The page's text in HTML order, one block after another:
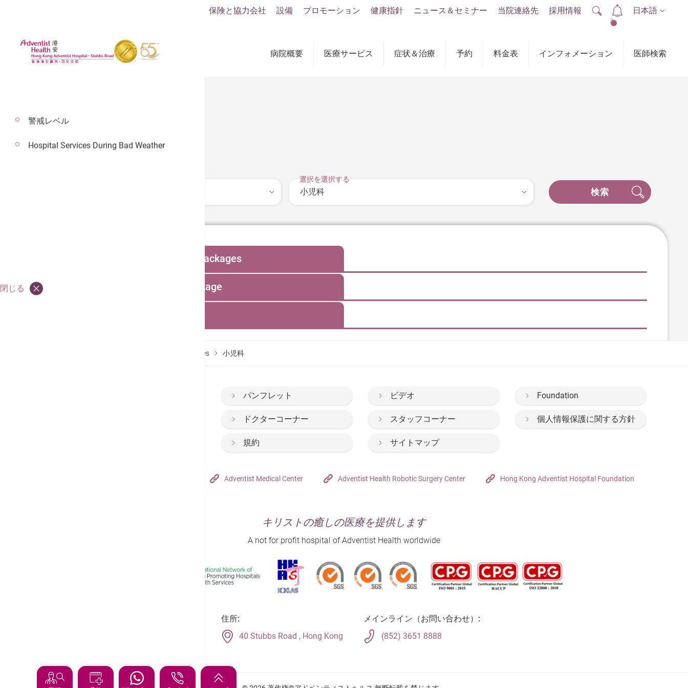
病院概要 医療サービス 症状＆治療 予約 料金表 インフォメーション 医師検索
保険と協力会社 設備 プロモーション 健康指針 ニュース＆セミナー 当院連絡先 採用情報
2
日本語
料金表
選択を選択する
検索
Pediatric Surgery Hospital Care Packages
Pediatric Neonatal Jaundice Package
Services Fees & Packages 小児科
パンフレット ビデオ Foundation
ドクターコーナー スタッフコーナー 個人情報保護に関する方針
規約 サイトマップ
Adventist Medical Center Adventist Health Robotic Surgery Center Hong Kong Adventist Hospital Foundation
キリストの癒しの医療を提供します
A not for profit hospital of Adventist Health worldwide
住所:
40 Stubbs Road , Hong Kong
メインライン（お問い合わせ）:
(852) 3651 8888
警戒レベル
Hospital Services During Bad Weather
閉じる